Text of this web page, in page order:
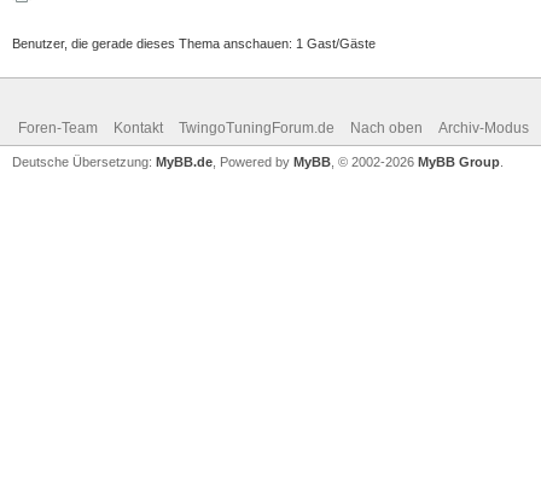
Benutzer, die gerade dieses Thema anschauen: 1 Gast/Gäste
Foren-Team Kontakt TwingoTuningForum.de Nach oben Archiv-Modus
Deutsche Übersetzung: MyBB.de , Powered by MyBB , © 2002-2026 MyBB Group